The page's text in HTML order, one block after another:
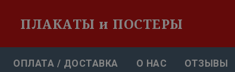
ПЛАКАТЫ и ПОСТЕРЫ
ОПЛАТА / ДОСТАВКА О НАС ОТЗЫВЫ